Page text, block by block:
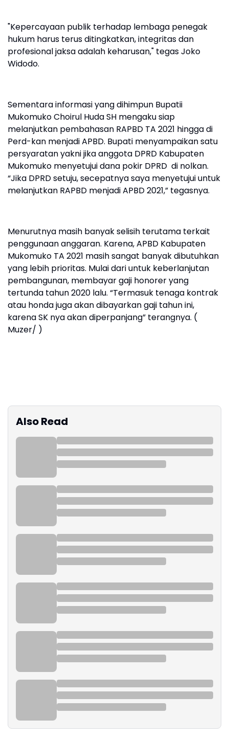
"Kepercayaan publik terhadap lembaga penegak
hukum harus terus ditingkatkan, integritas dan
profesional jaksa adalah keharusan," tegas Joko
Widodo.
Sementara informasi yang dihimpun Bupatii
Mukomuko Choirul Huda SH mengaku siap
melanjutkan pembahasan RAPBD TA 2021 hingga di
Perd-kan menjadi APBD. Bupati menyampaikan satu
persyaratan yakni jika anggota DPRD Kabupaten
Mukomuko menyetujui dana pokir DPRD di nolkan.
“Jika DPRD setuju, secepatnya saya menyetujui untuk
melanjutkan RAPBD menjadi APBD 2021,” tegasnya.
Menurutnya masih banyak selisih terutama terkait
penggunaan anggaran. Karena, APBD Kabupaten
Mukomuko TA 2021 masih sangat banyak dibutuhkan
yang lebih prioritas. Mulai dari untuk keberlanjutan
pembangunan, membayar gaji honorer yang
tertunda tahun 2020 lalu. “Termasuk tenaga kontrak
atau honda juga akan dibayarkan gaji tahun ini,
karena SK nya akan diperpanjang” terangnya. (
Muzer/ )
Also Read